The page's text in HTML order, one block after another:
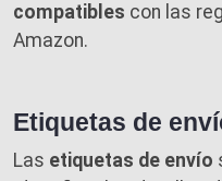
compatibles con las
Amazon.
Etiquetas de
Las etiquetas de envío